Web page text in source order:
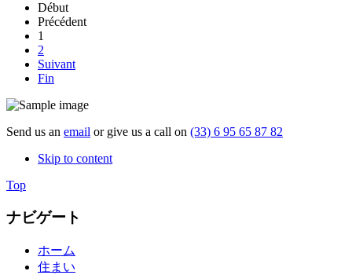
Début
Précédent
1
2
Suivant
Fin
Send us an email or give us a call on (33) 6 95 65 87 82
Skip to content
Top
ナビゲート
ホーム
住まい